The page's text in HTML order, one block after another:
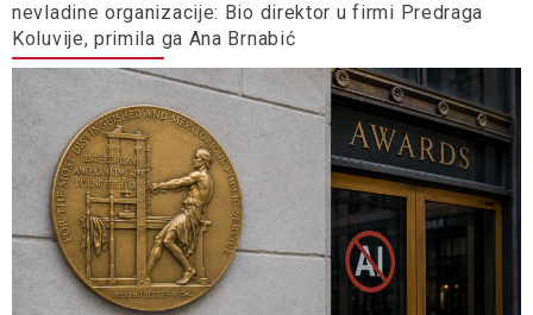
nevladine organizacije: Bio direktor u firmi Predraga
Koluvije, primila ga Ana Brnabić